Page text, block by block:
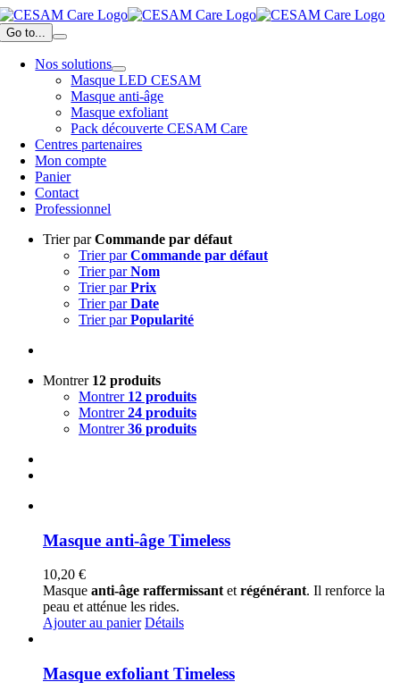
Passer
au
contenu
Go to...
Nos solutions
Masque LED CESAM
Masque anti-âge
Masque exfoliant
Pack découverte CESAM Care
Centres partenaires
Mon compte
Panier
Contact
Professionnel
Trier parCommande par défaut
Trier parCommande par défaut
Trier parNom
Trier parPrix
Trier parDate
Trier parPopularité
Montrer 12 produits
Montrer 12 produits
Montrer24 produits
Montrer36 produits
Masque anti-âge Timeless
10,20 €
Masque anti-âge raffermissantetrégénérant. Il renforce la
peau et atténue les rides.
Ajouter au panier Détails
Masque exfoliant Timeless